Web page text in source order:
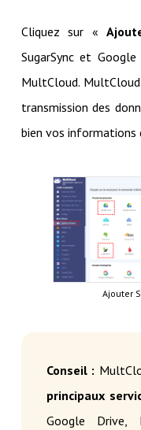
Cliquez sur «
SugarSync et
MultCloud.
transmission des
bien vos informations
Ajouter
Conseil :
principaux
Google Drive,